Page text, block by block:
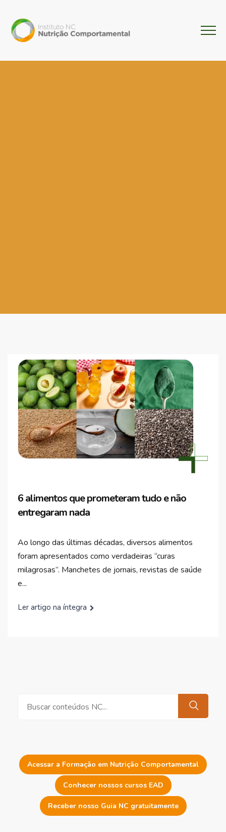
6 alimentos que prometeram tudo e não
entregaram nada
Ao longo das últimas décadas, diversos alimentos
foram apresentados como verdadeiras “curas
milagrosas”. Manchetes de jornais, revistas de saúde
e...
Ler artigo na íntegra
Acessar a Formação em Nutrição Comportamental
Conhecer nossos cursos EAD
Receber nosso Guia NC gratuitamente